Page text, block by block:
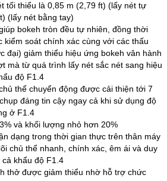
tối thiểu là 0,85 m (2,79 ft) (lấy nét tự
(lấy nét bằng tay)
bokeh tròn đều tự nhiên, đồng thời
kiểm soát chính xác cùng với các thấu
đại) giảm thiểu hiệu ứng bokeh vân hành
mà từ quá trình lấy nét sắc nét sang hiệu
độ F1.4
thể chuyển động được cải thiện tới 7
đáng tin cậy ngay cả khi sử dụng độ
ở F1.4
và khối lượng nhỏ hơn 20%
dạng trong thời gian thực trên thân máy
chủ thể nhanh, chính xác, êm ái và duy
khẩu độ F1.4
thở được giảm thiểu nhờ hỗ trợ chức